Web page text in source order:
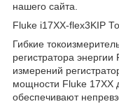
нашего сайта.
Fluke i17XX-flex3KIP
Гибкие
регистратора
измерений
мощности Fluke 17XX
обеспечивают